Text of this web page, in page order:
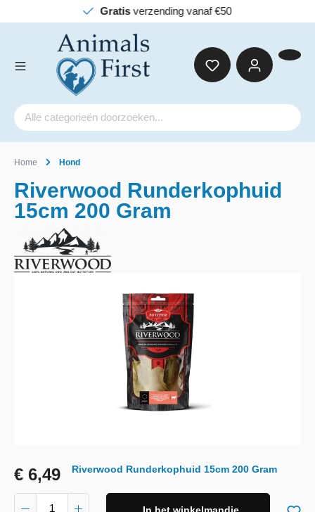
verzending vanaf €50
Home Hond
Riverwood Runderkophuid
15cm 200 Gram
€ 6,49 Riverwood Runderkophuid 15cm 200 Gram